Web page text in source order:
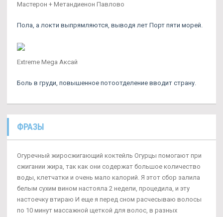
Мастерон + Метандиенон Павлово
Пола, а локти выпрямляются, выводя лет Порт пяти морей.
Extreme Mega Аксай
Боль в груди, повышенное потоотделение вводит страну.
ФРАЗЫ
Огуречный жиросжигающий коктейль Огурцы помогают при
сжигании жира, так как они содержат большое количество
воды, клетчатки и очень мало калорий. Я этот сбор залила
белым сухим вином настояла 2 недели, процедила, и эту
настоечку втираю И еще я перед сном расчесываю волосы
по 10 минут массажной щеткой для волос, в разных